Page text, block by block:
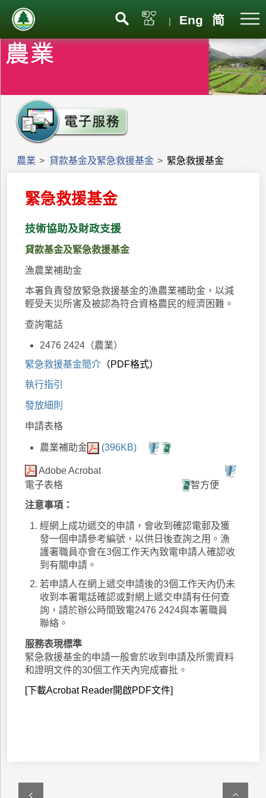
| Eng 简
農業 > 貸款基金及緊急救援基金 > 緊急救援基金
緊急救援基金
技術協助及財政支援
貸款基金及緊急救援基金
漁農業補助金
本署負責發放緊急救援基金的漁農業補助金，以減
輕受天災所害及被認為符合資格農民的經濟困難。
查詢電話
2476 2424（農業）
緊急救援基金簡介 （PDF格式）
執行指引
發放細則
申請表格
農業補助金 (396KB)
Adobe Acrobat
電子表格
智方便
注意事項：
經網上成功遞交的申請，會收到確認電郵及獲
發一個申請參考編號，以供日後查詢之用。漁
護署職員亦會在3個工作天內致電申請人確認收
到有關申請。
若申請人在網上遞交申請後的3個工作天內仍未
收到本署電話確認或對網上遞交申請有任何查
詢，請於辦公時間致電2476 2424與本署職員
聯絡。
服務表現標準
緊急救援基金的申請一般會於收到申請及所需資料
和證明文件的30個工作天內完成審批。
[下載Acrobat Reader開啟PDF文件]